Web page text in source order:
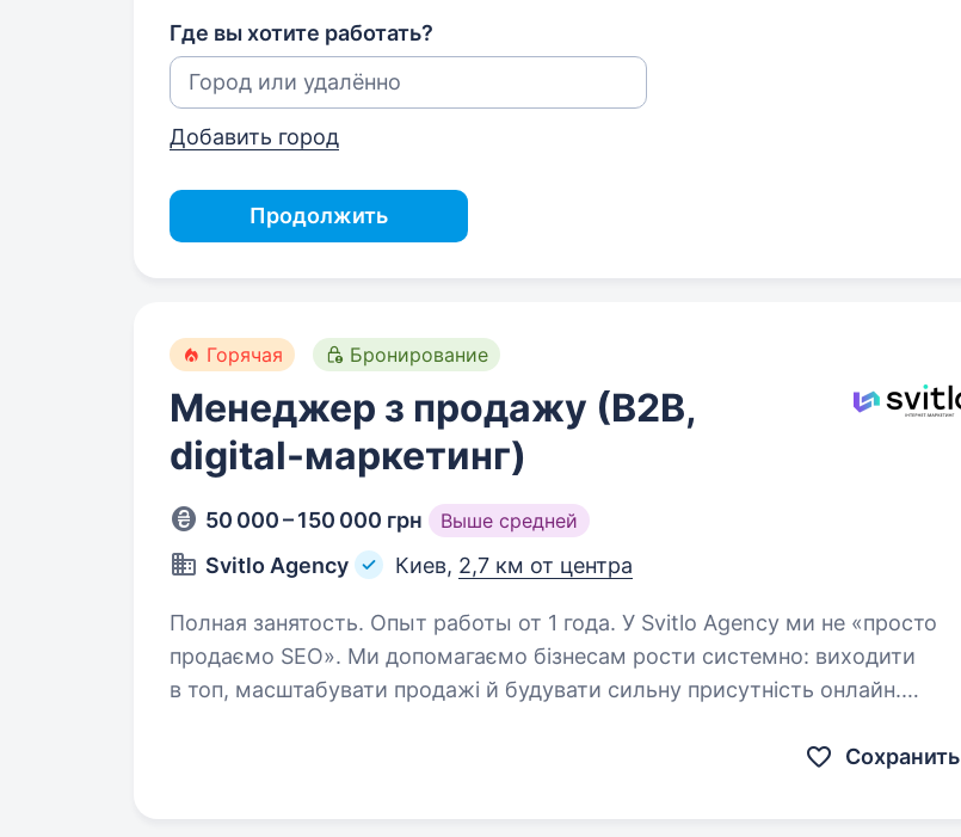
Где вы хотите работать?
Добавить город
Продолжить
Горячая Бронирование
Менеджер з продажу (В2В,
digital-маркетинг)
50 000 – 150 000 грн Выше средней
Svitlo Agency Киев, 2,7 км от центра
Полная занятость. Опыт работы от 1 года. У Svitlo Agency ми не «просто
продаємо SEO». Ми допомагаємо бізнесам рости системно: виходити
в топ, масштабувати продажі й будувати сильну присутність онлайн.
Сохранить